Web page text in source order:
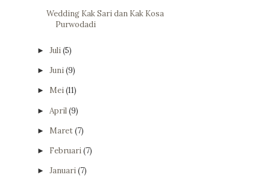
Wedding Kak Sari dan Kak Kosa
Purwodadi
► Juli(5)
► Juni(9)
► Mei(11)
► April(9)
► Maret(7)
► Februari(7)
► Januari(7)